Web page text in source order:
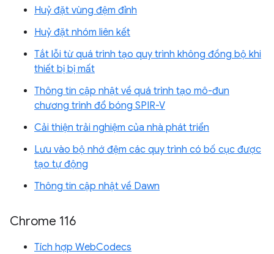
Huỷ đặt vùng đệm đỉnh
Huỷ đặt nhóm liên kết
Tắt lỗi từ quá trình tạo quy trình không đồng bộ khi
thiết bị bị mất
Thông tin cập nhật về quá trình tạo mô-đun
chương trình đổ bóng SPIR-V
Cải thiện trải nghiệm của nhà phát triển
Lưu vào bộ nhớ đệm các quy trình có bố cục được
tạo tự động
Thông tin cập nhật về Dawn
Chrome 116
Tích hợp WebCodecs